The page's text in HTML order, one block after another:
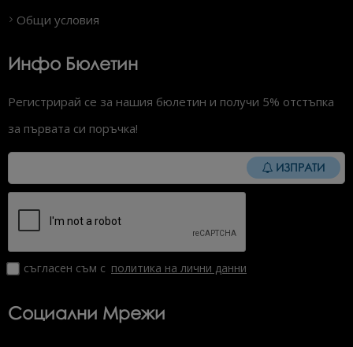
Общи условия
Инфо Бюлетин
Регистрирай се за нашия бюлетин и получи 5% отстъпка
за първата си поръчка!
ИЗПРАТИ
съгласен съм с политика на лични данни
Социални Мрежи